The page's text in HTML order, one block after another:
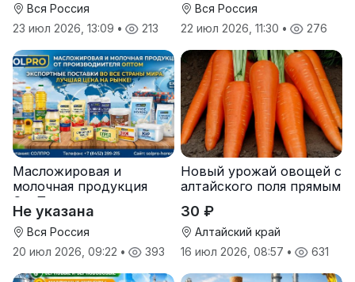
Вся Россия
23 июл 2026, 13:09 • 213
Вся Россия
22 июл 2026, 11:30 • 276
Масложировая и
молочная продукция
СолПро — экспортные
поставки
Не указана
Вся Россия
20 июл 2026, 09:22 • 393
Новый урожай овощей с
алтайского поля прямым
30 ₽
Алтайский край
16 июл 2026, 08:57 • 631